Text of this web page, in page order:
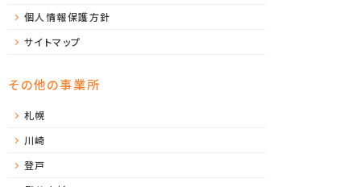
個人情報保護方針
サイトマップ
その他の事業所
札幌
川崎
登戸